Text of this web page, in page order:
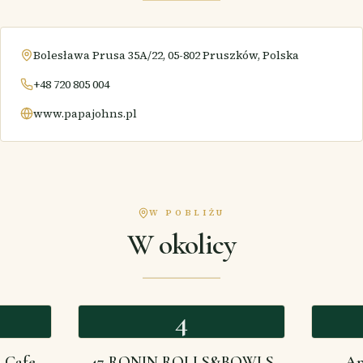
Bolesława Prusa 35A/22, 05-802 Pruszków, Polska
+48 720 805 004
www.papajohns.pl
W POBLIŻU
W okolicy
4